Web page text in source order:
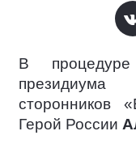
В
сторонников
Герой России